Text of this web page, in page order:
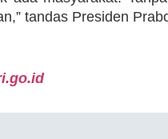
tandas Presiden